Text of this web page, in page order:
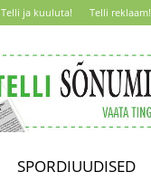
Telli ja kuuluta! Telli reklaam!
SPORDIUUDISED